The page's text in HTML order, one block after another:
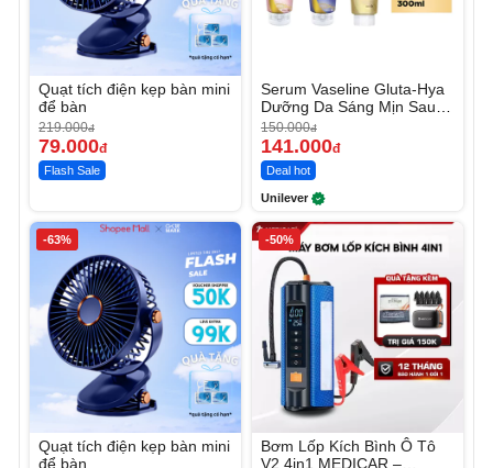
Quạt tích điện kẹp bàn mini
để bàn
219.000đ
79.000đ
Flash Sale
Serum Vaseline Gluta-Hya
Dưỡng Da Sáng Mịn Sau 7
Ngày
150.000đ
141.000đ
Deal hot
Unilever
-63%
Quạt tích điện kẹp bàn mini
để bàn
-50%
Bơm Lốp Kích Bình Ô Tô
V2 4in1 MEDICAR –